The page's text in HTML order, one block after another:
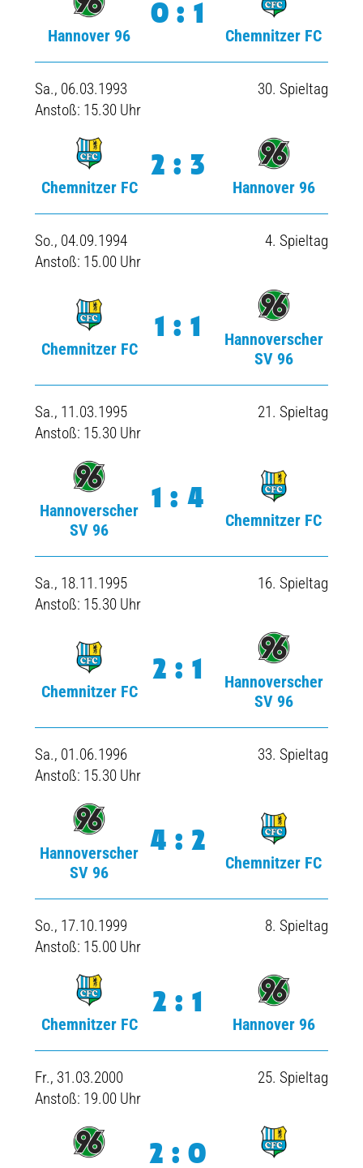
Hannover 96
0:1
Chemnitzer FC
Sa., 06.03.1993
Anstoß: 15.30 Uhr
30. Spieltag
Chemnitzer FC
2:3
Hannover 96
So., 04.09.1994
Anstoß: 15.00 Uhr
4. Spieltag
Chemnitzer FC
1:1
Hannoverscher
SV 96
Sa., 11.03.1995
Anstoß: 15.30 Uhr
21. Spieltag
Hannoverscher
SV 96
1:4
Chemnitzer FC
Sa., 18.11.1995
Anstoß: 15.30 Uhr
16. Spieltag
Chemnitzer FC
2:1
Hannoverscher
SV 96
Sa., 01.06.1996
Anstoß: 15.30 Uhr
33. Spieltag
Hannoverscher
SV 96
4:2
Chemnitzer FC
So., 17.10.1999
Anstoß: 15.00 Uhr
8. Spieltag
Chemnitzer FC
2:1
Hannover 96
Fr., 31.03.2000
Anstoß: 19.00 Uhr
25. Spieltag
2:0